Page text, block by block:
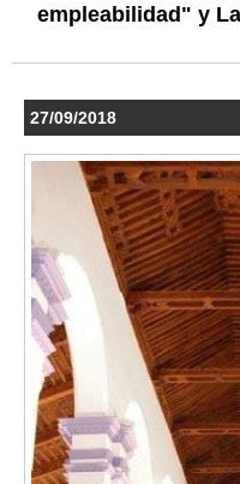
empleabilidad" y
27/09/2018